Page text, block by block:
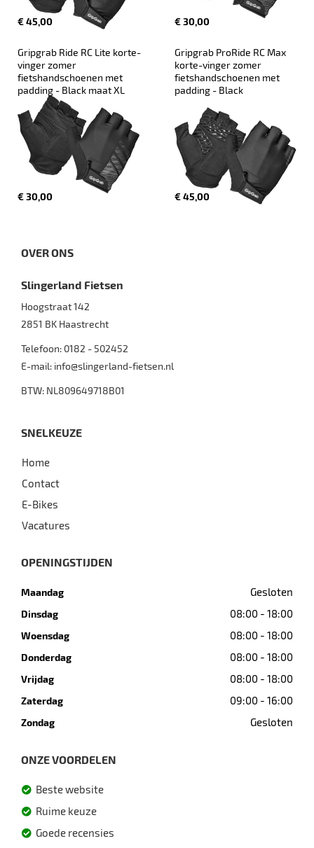
€ 45,00 € 30,00
Gripgrab Ride RC Lite korte-
vinger zomer
fietshandschoenen met
padding - Black maat XL
€ 30,00
Gripgrab ProRide RC Max
korte-vinger zomer
fietshandschoenen met
padding - Black
€ 45,00
OVER ONS
Slingerland Fietsen
Hoogstraat 142
2851 BK Haastrecht
Telefoon: 0182 - 502452
E-mail: info@slingerland-fietsen.nl
BTW: NL809649718B01
SNELKEUZE
Home
Contact
E-Bikes
Vacatures
OPENINGSTIJDEN
Maandag Gesloten
Dinsdag 08:00 - 18:00
Woensdag 08:00 - 18:00
Donderdag 08:00 - 18:00
Vrijdag 08:00 - 18:00
Zaterdag 09:00 - 16:00
Zondag Gesloten
ONZE VOORDELEN
Beste website
Ruime keuze
Goede recensies